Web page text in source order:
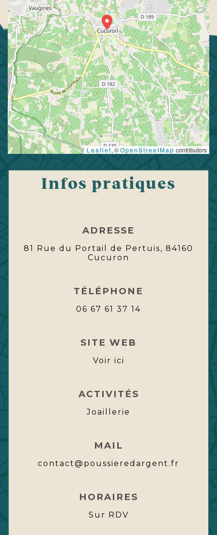
Leaflet, ©OpenStreetMap contributors
Infos pratiques
ADRESSE
81 Rue du Portail de Pertuis, 84160
Cucuron
TÉLÉPHONE
06 67 61 37 14
SITE WEB
Voir ici
ACTIVITÉS
Joaillerie
MAIL
contact@poussieredargent.fr
HORAIRES
Sur RDV